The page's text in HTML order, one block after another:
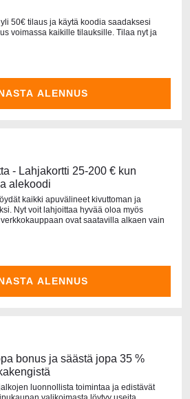
50€ tilaus ja käytä koodia saadaksesi
voimassa kaikille tilauksille. Tilaa nyt ja
ALENNUS
- Lahjakortti 25-200 € kun
alekoodi
kaikki apuvälineet kivuttoman ja
Nyt voit lahjoittaa hyvää oloa myös
ovat saatavilla alkaen vain
ALENNUS
bonus ja säästä jopa 35 %
luonnollista toimintaa ja edistävät